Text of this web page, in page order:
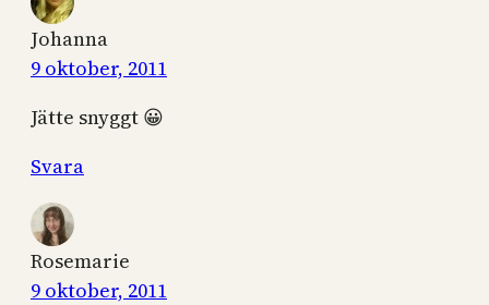
Johanna
9 oktober, 2011
Jätte snyggt 😀
Svara
Rosemarie
9 oktober, 2011